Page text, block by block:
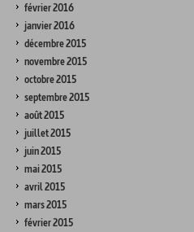
février 2016
janvier 2016
décembre 2015
novembre 2015
octobre 2015
septembre 2015
août 2015
juillet 2015
juin 2015
mai 2015
avril 2015
mars 2015
février 2015